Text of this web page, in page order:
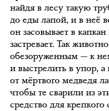
найдя в лесу такую
до еды лапой, и в неё
он засовывает в
застревает. Так
обезоруженным — к
и выстрелить в упор, а
от мёртвого медведя
чтобы те сварили из
средство для крепкого